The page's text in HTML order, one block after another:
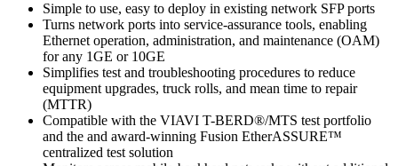
Simple to use, easy to deploy in existing network SFP ports
Turns network ports into service-assurance tools, enabling
Ethernet operation, administration, and maintenance (OAM)
for any 1GE or 10GE
Simplifies test and troubleshooting procedures to reduce
equipment upgrades, truck rolls, and mean time to repair
(MTTR)
Compatible with the VIAVI T-BERD®/MTS test portfolio
and the and award-winning Fusion EtherASSURE™
centralized test solution